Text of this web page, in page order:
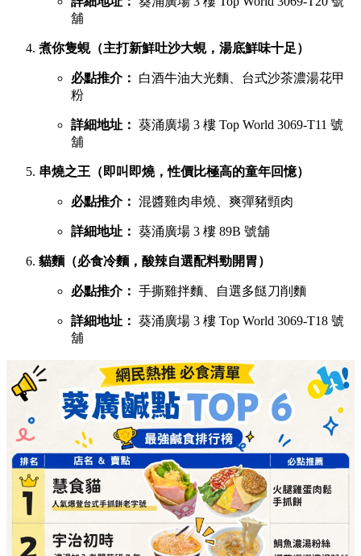
舖
煮你隻蜆（主打新鮮吐沙大蜆，湯底鮮味十足）
必點推介：
白酒牛油大光麵、台式沙茶濃湯花甲
粉
詳細地址： 葵涌廣場 3 樓 Top World 3069-T11 號
舖
串燒之王（即叫即燒，性價比極高的童年回憶）
必點推介： 混醬雞肉串燒、爽彈豬頸肉
詳細地址： 葵涌廣場 3 樓 89B 號舖
貓麵（必食冷麵，酸辣自選配料勁開胃）
必點推介： 手撕雞拌麵、自選多餸刀削麵
詳細地址： 葵涌廣場 3 樓 Top World 3069-T18 號
舖